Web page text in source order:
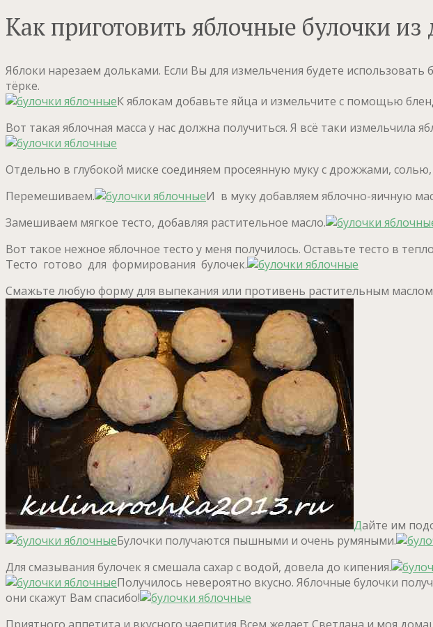
Как приготовить яблочные булочки из
Яблоки нарезаем дольками. Если Вы для измельчения будете
тёрке.
К яблокам добавьте яйца и измельчите с помощью
Вот такая яблочная масса у нас должна получиться. Я всё таки измельчила
Отдельно в глубокой миске соединяем просеянную муку с дрожжами,
Перемешиваем.
И в муку добавляем яблочно-яичную
Замешиваем мягкое тесто, добавляя растительное масло.
Вот такое нежное яблочное тесто у меня получилось. Оставьте тесто в
Тесто готово для формирования булочек.
Смажьте любую форму для выпекания или противень растительным
Дайте им
Булочки получаются пышными и очень румяными.
Для смазывания булочек я смешала сахар с водой, довела до кипения.
Получилось невероятно вкусно. Яблочные булочки
они скажут Вам спасибо!